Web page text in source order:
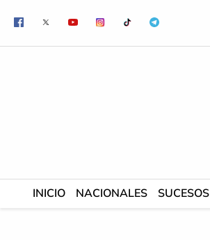
contenido
INICIO NACIONALES SUCESOS